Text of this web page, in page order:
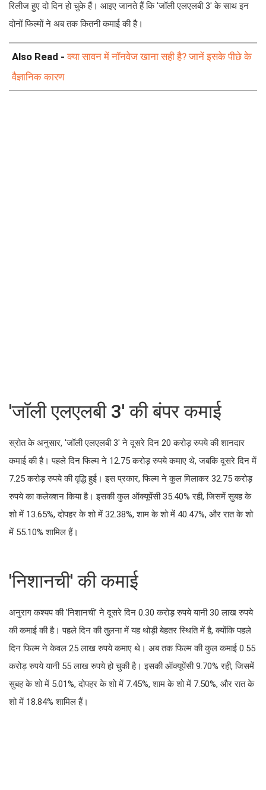
रिलीज हुए दो दिन हो चुके हैं। आइए जानते हैं कि 'जॉली एलएलबी 3' के साथ इन
दोनों फिल्मों ने अब तक कितनी कमाई की है।
Also Read -क्या सावन में नॉनवेज खाना सही है? जानें इसके पीछे के
वैज्ञानिक कारण
'जॉली एलएलबी 3' की बंपर कमाई
स्रोत के अनुसार, 'जॉली एलएलबी 3' ने दूसरे दिन 20 करोड़ रुपये की शानदार
कमाई की है। पहले दिन फिल्म ने 12.75 करोड़ रुपये कमाए थे, जबकि दूसरे दिन में
7.25 करोड़ रुपये की वृद्धि हुई। इस प्रकार, फिल्म ने कुल मिलाकर 32.75 करोड़
रुपये का कलेक्शन किया है। इसकी कुल ऑक्यूपेंसी 35.40% रही, जिसमें सुबह के
शो में 13.65%, दोपहर के शो में 32.38%, शाम के शो में 40.47%, और रात के शो
में 55.10% शामिल हैं।
'निशानची' की कमाई
अनुराग कश्यप की 'निशानची' ने दूसरे दिन 0.30 करोड़ रुपये यानी 30 लाख रुपये
की कमाई की है। पहले दिन की तुलना में यह थोड़ी बेहतर स्थिति में है, क्योंकि पहले
दिन फिल्म ने केवल 25 लाख रुपये कमाए थे। अब तक फिल्म की कुल कमाई 0.55
करोड़ रुपये यानी 55 लाख रुपये हो चुकी है। इसकी ऑक्यूपेंसी 9.70% रही, जिसमें
सुबह के शो में 5.01%, दोपहर के शो में 7.45%, शाम के शो में 7.50%, और रात के
शो में 18.84% शामिल हैं।